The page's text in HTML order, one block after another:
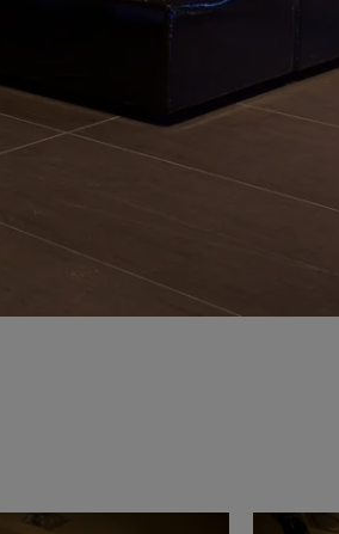
Architect at Work – Prague
Venez découvrir nos collections à
République tchèque. Rendez-
juin.